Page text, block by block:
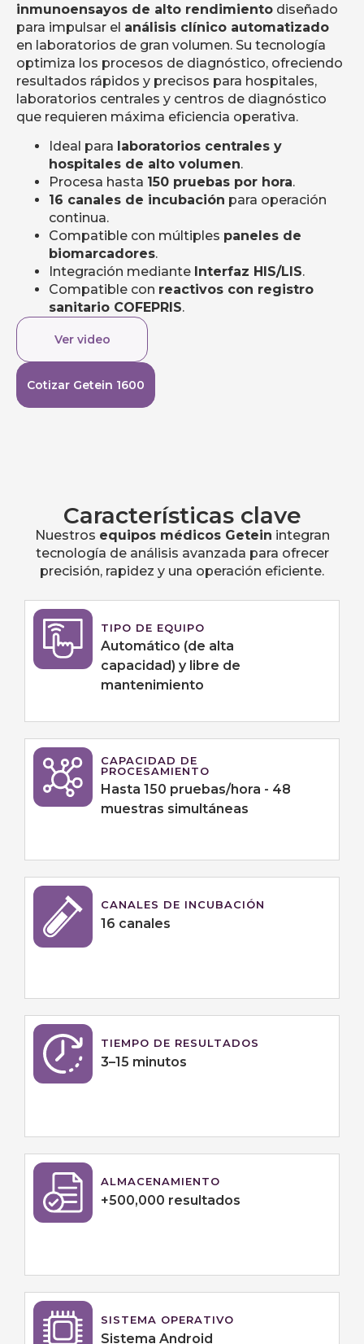
inmunoensayos de alto rendimiento diseñado
para impulsar el análisis clínico automatizado
en laboratorios de gran volumen. Su tecnología
optimiza los procesos de diagnóstico, ofreciendo
resultados rápidos y precisos para hospitales,
laboratorios centrales y centros de diagnóstico
que requieren máxima eficiencia operativa.
Ideal para laboratorios centrales y
hospitales de alto volumen.
Procesa hasta 150 pruebas por hora.
16 canales de incubación para operación
continua.
Compatible con múltiples paneles de
biomarcadores.
Integración mediante Interfaz HIS/LIS.
Compatible con reactivos con registro
sanitario COFEPRIS.
Ver video
Cotizar Getein 1600
Características clave
Nuestros equipos médicos Getein integran
tecnología de análisis avanzada para ofrecer
precisión, rapidez y una operación eficiente.
TIPO DE EQUIPO
Automático (de alta
capacidad) y libre de
mantenimiento
CAPACIDAD DE
PROCESAMIENTO
Hasta 150 pruebas/hora - 48
muestras simultáneas
CANALES DE INCUBACIÓN
16 canales
TIEMPO DE RESULTADOS
3–15 minutos
ALMACENAMIENTO
+500,000 resultados
SISTEMA OPERATIVO
Sistema Android